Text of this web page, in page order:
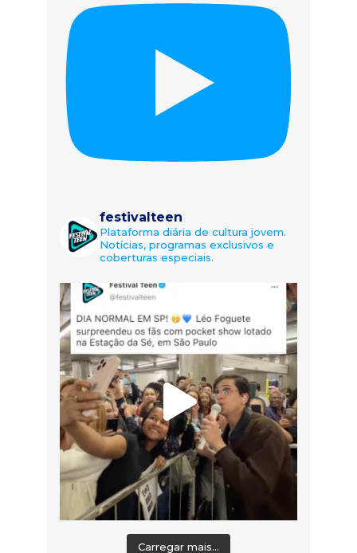
festivalteen
Plataforma diária de cultura jovem.
Notícias, programas exclusivos e
coberturas especiais.
Carregar mais...